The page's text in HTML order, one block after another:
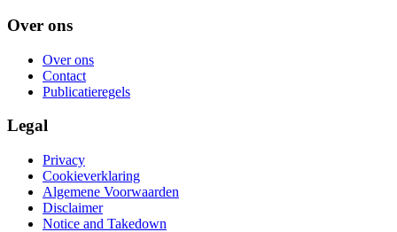
Over ons
Over ons
Contact
Publicatieregels
Legal
Privacy
Cookieverklaring
Algemene Voorwaarden
Disclaimer
Notice and Takedown